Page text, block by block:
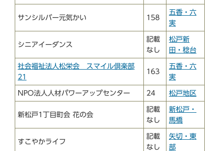
サンシルバー元気かい 158
五香・六
実
シニアイーダンス
記載
なし
松戸新
田・稔台
社会福祉法人松栄会 スマイル倶楽部
21
163
五香・六
実
NPO法人人材パワーアップセンター 24 松戸地区
新松戸1丁目町会 花の会
記載
なし
新松戸・
馬橋
すこやかライフ
記載
なし
矢切・東
部